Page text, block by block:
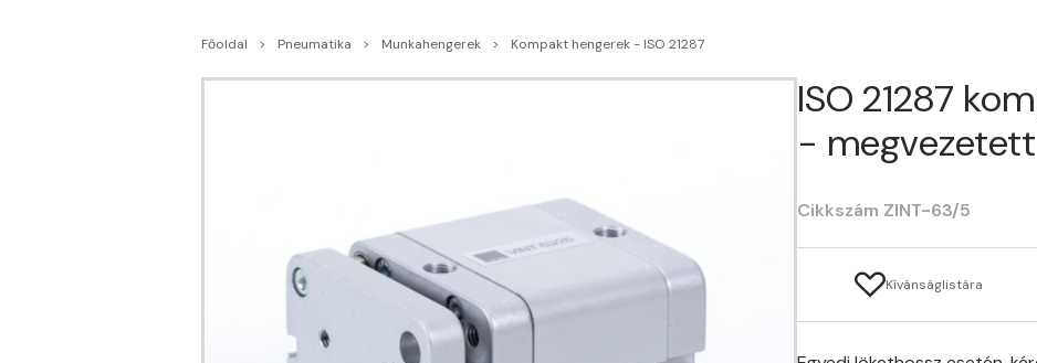
Főoldal Pneumatika Munkahengerek Kompakt hengerek - ISO 21287
ISO 21287
-
Cikkszám ZINT-63/5
Kívánságlistára